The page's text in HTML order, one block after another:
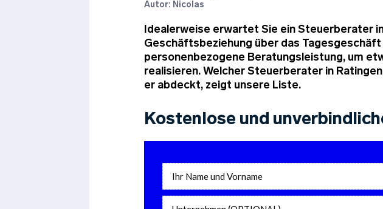
Autor: Nicolas
Idealerweise erwartet Sie ein Steuerberater
Geschäftsbeziehung über das
personenbezogene Beratungsleistung, um
realisieren. Welcher Steuerberater in
er abdeckt, zeigt unsere Liste.
Kostenlose und